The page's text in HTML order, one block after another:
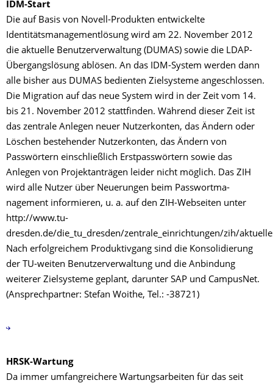
IDM-Start
Die auf Basis von Novell-Produkten entwickelte
Identitätsmanagementlösung wird am 22. November 2012
die aktuelle Benutzerverwaltung (DUMAS) sowie die LDAP-
Übergangslösung ablösen. An das IDM-System werden dann
alle bisher aus DUMAS bedienten Zielsysteme angeschlossen.
Die Migration auf das neue System wird in der Zeit vom 14.
bis 21. November 2012 stattfinden. Während dieser Zeit ist
das zentrale Anlegen neuer Nutzerkonten, das Ändern oder
Löschen bestehender Nutzerkonten, das Ändern von
Passwörtern einschließlich Erstpasswörtern sowie das
Anlegen von Projektanträgen leider nicht möglich. Das ZIH
wird alle Nutzer über Neuerungen beim Passwortma-
nagement informieren, u. a. auf den ZIH-Webseiten unter
http://www.tu-
dresden.de/die_tu_dresden/zentrale_einrichtungen/zih/
Nach erfolgreichem Produktivgang sind die Konsolidierung
der TU-weiten Benutzerverwaltung und die Anbindung
weiterer Zielsysteme geplant, darunter SAP und CampusNet.
(Ansprechpartner: Stefan Woithe, Tel.: -38721)
HRSK-Wartung
Da immer umfangreichere Wartungsarbeiten für das seit